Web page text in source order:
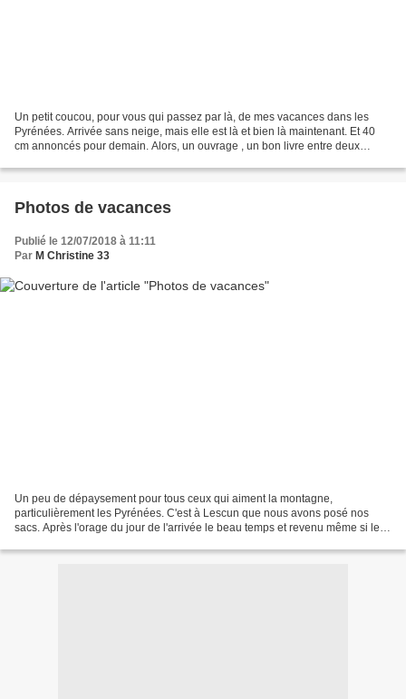
Un petit coucou, pour vous qui passez par là, de mes vacances dans les
Pyrénées. Arrivée sans neige, mais elle est là et bien là maintenant. Et 40
cm annoncés pour demain. Alors, un ouvrage , un bon livre entre deux
Photos de vacances
Publié le 12/07/2018 à 11:11
Par M Christine 33
Un peu de dépaysement pour tous ceux qui aiment la montagne,
particulièrement les Pyrénées. C'est à Lescun que nous avons posé nos
sacs. Après l'orage du jour de l'arrivée le beau temps et revenu même si les